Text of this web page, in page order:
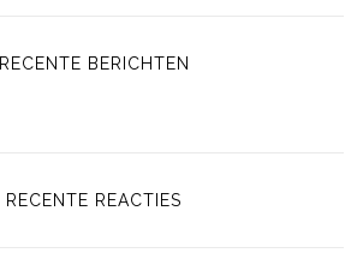
RECENTE BERICHTEN
RECENTE REACTIES